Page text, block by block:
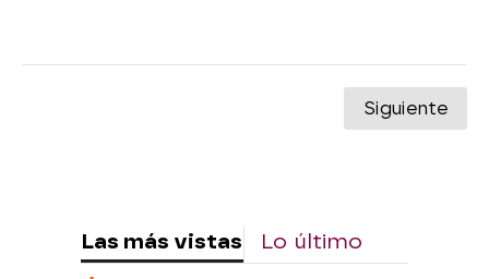
Siguiente
Las más vistas Lo último